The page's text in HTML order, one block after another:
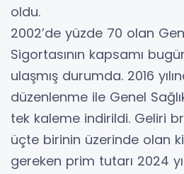
oldu.
2002’de yüzde 70 olan
Sigortasının kapsamı
ulaşmış durumda. 2016
düzenlenme ile Genel
tek kaleme indirildi. Geliri
üçte birinin üzerinde olan
gereken prim tutarı 2024